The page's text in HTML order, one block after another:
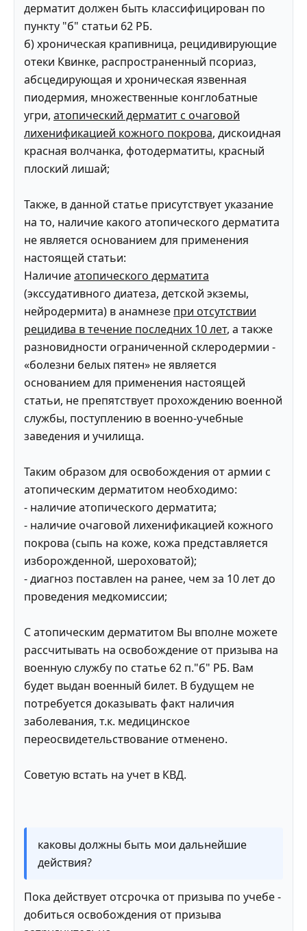
дерматит должен быть классифицирован по
пункту "б" статьи 62 РБ.
б) хроническая крапивница, рецидивирующие
отеки Квинке, распространенный псориаз,
абсцедирующая и хроническая язвенная
пиодермия, множественные конглобатные
угри, атопический дерматит с очаговой
лихенификацией кожного покрова, дискоидная
красная волчанка, фотодерматиты, красный
плоский лишай;
Также, в данной статье присутствует указание
на то, наличие какого атопического дерматита
не является основанием для применения
настоящей статьи:
Наличиеатопического дерматита
(экссудативного диатеза, детской экземы,
нейродермита) в анамнезе при отсутствии
рецидива в течение последних 10 лет, а также
разновидности ограниченной склеродермии -
«болезни белых пятен» не является
основанием для применения настоящей
статьи, не препятствует прохождению военной
службы, поступлению в военно-учебные
заведения и училища.
Таким образом для освобождения от армии с
атопическим дерматитом необходимо:
- наличие атопического дерматита;
- наличие очаговой лихенификацией кожного
покрова (сыпь на коже, кожа представляется
изборожденной, шероховатой);
- диагноз поставлен на ранее, чем за 10 лет до
проведения медкомиссии;
С атопическим дерматитом Вы вполне можете
рассчитывать на освобождение от призыва на
военную службу по статье 62 п."б" РБ. Вам
будет выдан военный билет. В будущем не
потребуется доказывать факт наличия
заболевания, т.к. медицинское
переосвидетельствование отменено.
Советую встать на учет в КВД.
каковы должны быть мои дальнейшие
действия?
Пока действует отсрочка от призыва по учебе -
добиться освобождения от призыва